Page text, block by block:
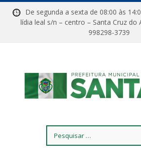
De segunda a sexta de 08:00 às
lídia leal s/n – centro – Santa Cruz
998298-3739
por: